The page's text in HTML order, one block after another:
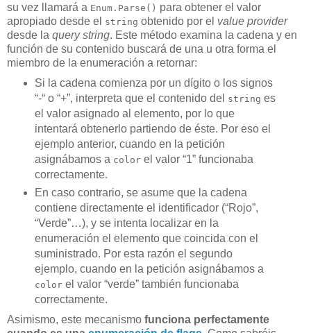
su vez llamará a Enum.Parse() para obtener el valor
apropiado desde el string obtenido por el value provider
desde la query string. Este método examina la cadena y en
función de su contenido buscará de una u otra forma el
miembro de la enumeración a retornar:
Si la cadena comienza por un dígito o los signos
“-“ o “+”, interpreta que el contenido del string es
el valor asignado al elemento, por lo que
intentará obtenerlo partiendo de éste. Por eso el
ejemplo anterior, cuando en la petición
asignábamos a colorel valor “1” funcionaba
correctamente.
En caso contrario, se asume que la cadena
contiene directamente el identificador (“Rojo”,
“Verde”…), y se intenta localizar en la
enumeración el elemento que coincida con el
suministrado. Por esta razón el segundo
ejemplo, cuando en la petición asignábamos a
colorel valor “verde” también funcionaba
correctamente.
Asimismo, este mecanismo funciona perfectamente